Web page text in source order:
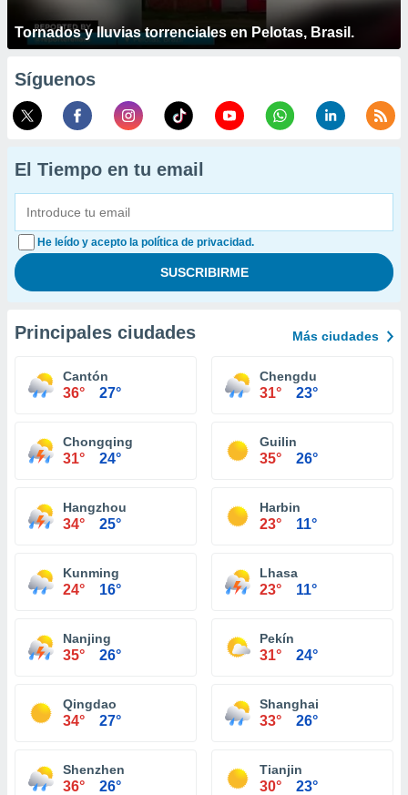
Tornados y lluvias torrenciales en Pelotas, Brasil.
Síguenos
El Tiempo en tu email
He leído y acepto la política de privacidad.
Principales ciudades Más ciudades
Cantón
36° 27°
Chengdu
31° 23°
Chongqing
31° 24°
Guilin
35° 26°
Hangzhou
34° 25°
Harbin
23° 11°
Kunming
24° 16°
Lhasa
23° 11°
Nanjing
35° 26°
Pekín
31° 24°
Qingdao
34° 27°
Shanghai
33° 26°
Shenzhen
36° 26°
Tianjin
30° 23°